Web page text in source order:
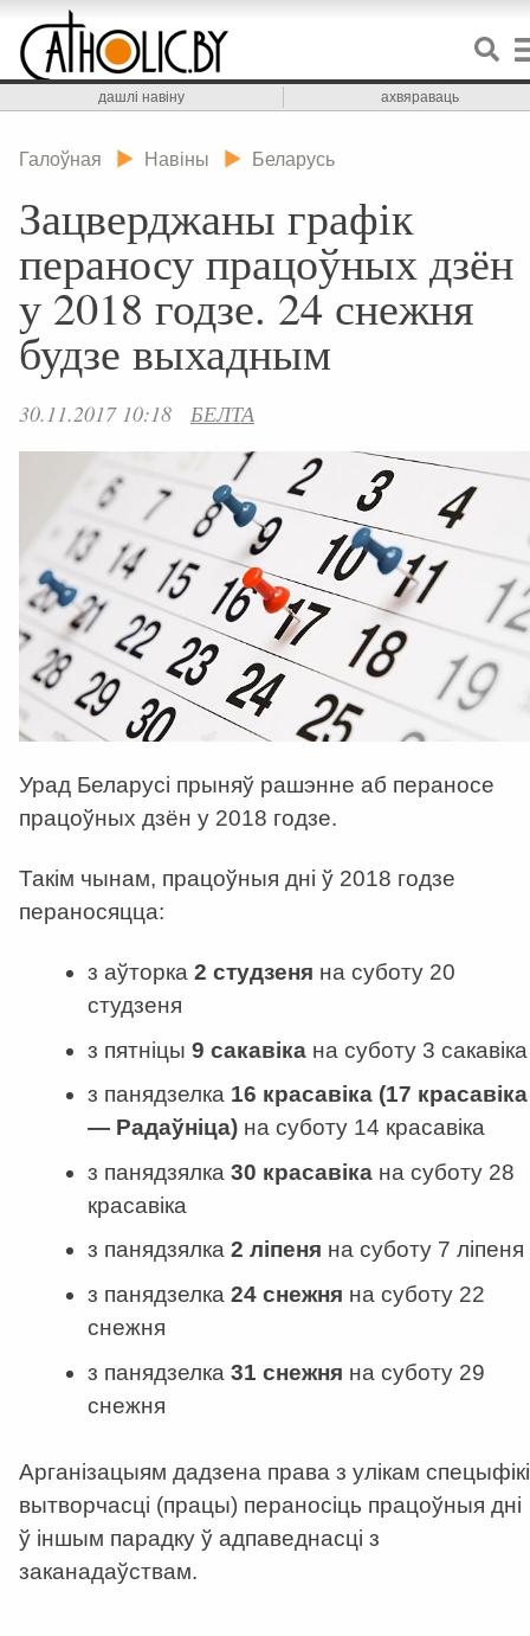
дашлі навіну ахвяраваць
Галоўная Навіны Беларусь
Зацверджаны графік
пераносу працоўных дзён
у 2018 годзе. 24 снежня
будзе выхадным
30.11.2017 10:18 БЕЛТА
Урад Беларусі прыняў рашэнне аб пераносе
працоўных дзён у 2018 годзе.
Такім чынам, працоўныя дні ў 2018 годзе
пераносяцца:
з аўторка 2 студзеня на суботу 20
студзеня
з пятніцы 9 сакавікана суботу 3 сакавіка
з панядзелка 16 красавіка (17 красавіка
— Радаўніца)на суботу 14 красавіка
з панядзялка 30 красавікана суботу 28
красавіка
з панядзялка 2 ліпеня на суботу 7 ліпеня
з панядзелка 24 снежня на суботу 22
снежня
з панядзелка 31 снежня на суботу 29
снежня
Арганізацыям дадзена права з улікам спецыфікі
вытворчасці (працы) пераносіць працоўныя дні
ў іншым парадку ў адпаведнасці з
заканадаўствам.